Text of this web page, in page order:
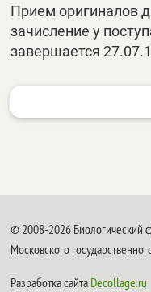
Прием оригиналов
зачисление у
завершается
© 2008-2026 Биологический
Московского
Разработка сайта Decollage.ru